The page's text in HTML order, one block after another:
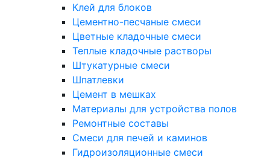
Клей для блоков
Цементно-песчаные смеси
Цветные кладочные смеси
Теплые кладочные растворы
Штукатурные смеси
Шпатлевки
Цемент в мешках
Материалы для устройства полов
Ремонтные составы
Смеси для печей и каминов
Гидроизоляционные смеси